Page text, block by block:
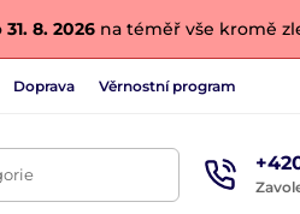
31. 8. 2026na téměř vše kromě
Doprava Věrnostní program